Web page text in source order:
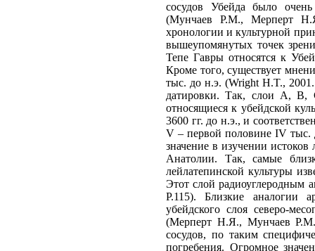
сосудов Убейда было
(Мунчаев Р.М., Мерперт
хронологии и культурной
вышеупомянутых точек
Тепе Гавры относятся к
Кроме того, существует
тыс. до н.э. (Wright H.T.,
датировки. Так, слои А, В,
относящиеся к убейдской
3600 гг. до н.э., и
V – первой половине IV
значение в изучении истоков
Анатолии. Так, самые
лейлатепинской культуры
Этот слой радиоуглеродным
Р.115). Близкие аналогии
убейдского слоя северо-
(Мерперт Н.Я., Мунчаев Р.М.,
сосудов, по таким
погребения. Огромное